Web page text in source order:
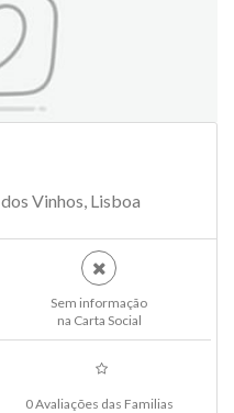
Vinhos, Lisboa
Sem informação
na Carta Social
0 Avaliações das Familias